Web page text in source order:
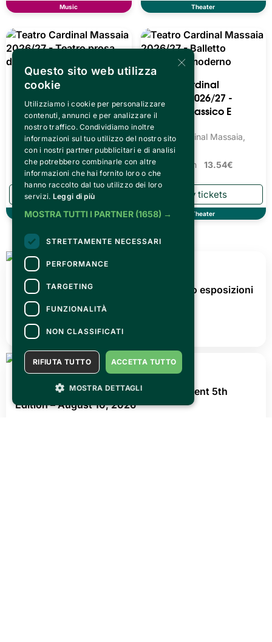
Music Theater
Teatro Cardinal
Massaia 2026/27 -
Teatro Prosa Dialettale
Teatro Cardinal Massaia,
Torino
Tickets from13.54€
Teatro Cardinal
Massaia 2026/27 -
Balletto Classico E
Moderno
Teatro Cardinal Massaia,
×
Questo sito web utilizza
cookie
Utilizziamo i cookie per personalizzare
contenuti, annunci e per analizzare il
nostro traffico. Condividiamo inoltre
informazioni sul tuo utilizzo del nostro sito
con i nostri partner pubblicitari e di analisi
che potrebbero combinarle con altre
informazioni che hai fornito loro o che
hanno raccolto dal tuo utilizzo dei loro
servizi. Leggi di più
MOSTRA TUTTI I PARTNER (1658) →
STRETTAMENTE NECESSARI
PERFORMANCE
TARGETING
FUNZIONALITÀ
NON CLASSIFICATI
ACCETTA TUTTO
RIFIUTA TUTTO
MOSTRA DETTAGLI